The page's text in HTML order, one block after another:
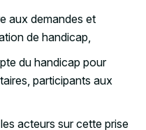
aux demandes et
de handicap,
du handicap pour
participants aux
acteurs sur cette prise